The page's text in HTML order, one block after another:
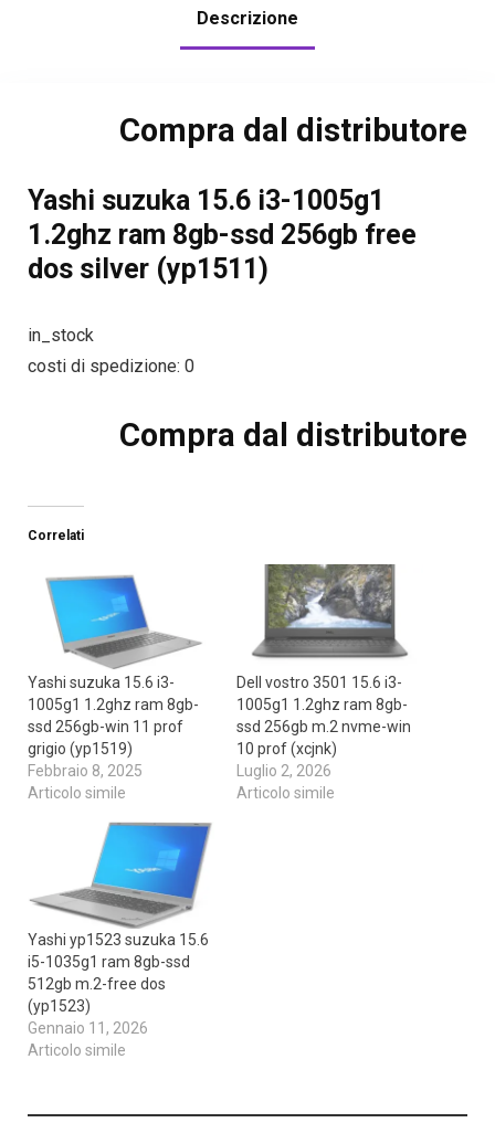
Descrizione
Compra dal distributore
Yashi suzuka 15.6 i3-1005g1
1.2ghz ram 8gb-ssd 256gb free
dos silver (yp1511)
in_stock
costi di spedizione: 0
Compra dal distributore
Correlati
Yashi suzuka 15.6 i3-
1005g1 1.2ghz ram 8gb-
ssd 256gb-win 11 prof
grigio (yp1519)
Febbraio 8, 2025
Articolo simile
Dell vostro 3501 15.6 i3-
1005g1 1.2ghz ram 8gb-
ssd 256gb m.2 nvme-win
10 prof (xcjnk)
Luglio 2, 2026
Articolo simile
Yashi yp1523 suzuka 15.6
i5-1035g1 ram 8gb-ssd
512gb m.2-free dos
(yp1523)
Gennaio 11, 2026
Articolo simile